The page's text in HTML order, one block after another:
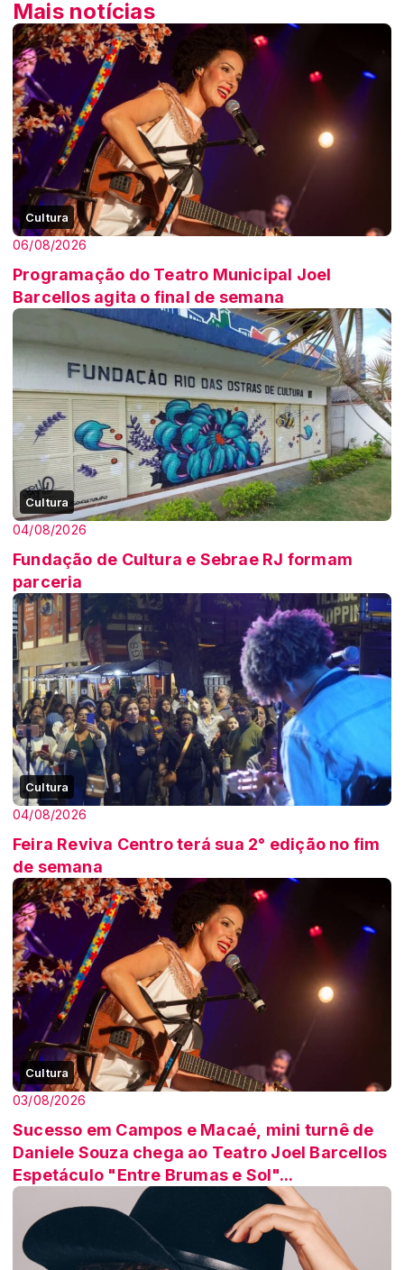
Mais notícias
Cultura
06/08/2026
Programação do Teatro Municipal Joel
Barcellos agita o final de semana
Cultura
04/08/2026
Fundação de Cultura e Sebrae RJ formam
parceria
Cultura
04/08/2026
Feira Reviva Centro terá sua 2° edição no fim
de semana
Cultura
03/08/2026
Sucesso em Campos e Macaé, mini turnê de
Daniele Souza chega ao Teatro Joel Barcellos
Espetáculo "Entre Brumas e Sol"...